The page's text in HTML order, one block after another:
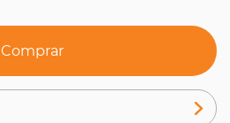
Comprar